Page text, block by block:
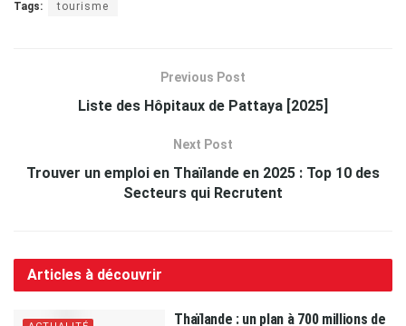
Tags: tourisme
Previous Post
Liste des Hôpitaux de Pattaya [2025]
Next Post
Trouver un emploi en Thaïlande en 2025 : Top 10 des
Secteurs qui Recrutent
Articles à découvrir
Thaïlande : un plan à 700 millions de